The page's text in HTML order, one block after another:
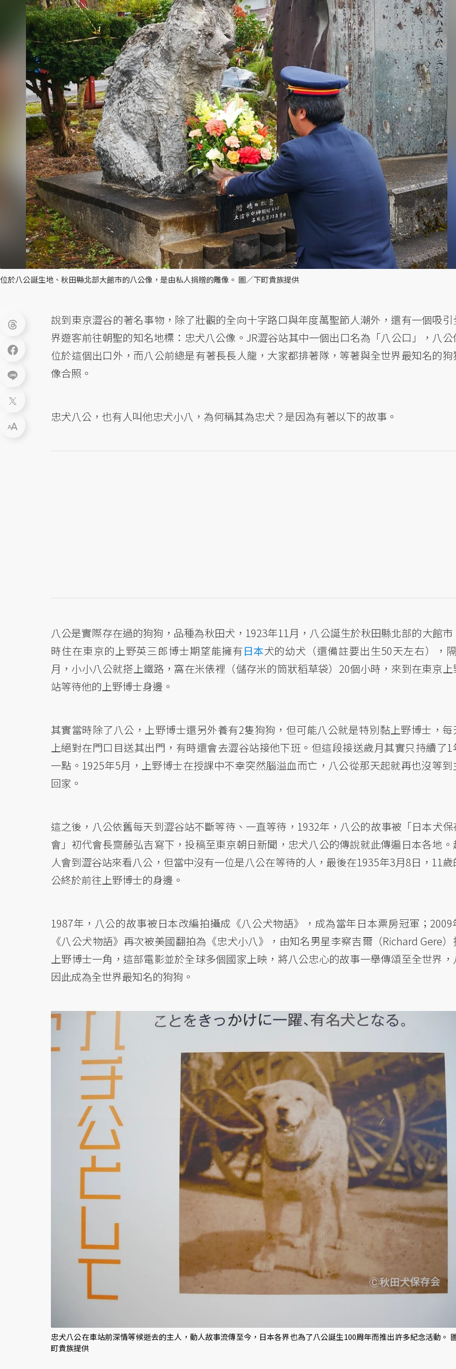
位於八公誕生地、秋田縣北部大館市的八公像，是由私人捐贈的雕像。 圖／下町貴族提供
說到東京澀谷的著名事物，除了壯觀的全向十字路口與年度萬聖節人潮外，還有一個吸引
界遊客前往朝聖的知名地標：忠犬八公像。JR澀谷站其中一個出口名為「八公口」，八公
位於這個出口外，而八公前總是有著長長人龍，大家都排著隊，等著與全世界最知名的狗
像合照。
忠犬八公，也有人叫他忠犬小八，為何稱其為忠犬？是因為有著以下的故事。
八公是實際存在過的狗狗，品種為秋田犬，1923年11月，八公誕生於秋田縣北部的大館市
時住在東京的上野英三郎博士期望能擁有日本犬的幼犬（還備註要出生50天左右），
月，小小八公就搭上鐵路，窩在米俵裡（儲存米的筒狀稻草袋）20個小時，來到在東京上
站等待他的上野博士身邊。
其實當時除了八公，上野博士還另外養有2隻狗狗，但可能八公就是特別黏上野博士，每
上絕對在門口目送其出門，有時還會去澀谷站接他下班。但這段接送歲月其實只持續了1
一點。1925年5月，上野博士在授課中不幸突然腦溢血而亡，八公從那天起就再也沒等到
回家。
這之後，八公依舊每天到澀谷站不斷等待、一直等待，1932年，八公的故事被「日本犬保
會」初代會長齋藤弘吉寫下，投稿至東京朝日新聞，忠犬八公的傳說就此傳遍日本各地。
人會到澀谷站來看八公，但當中沒有一位是八公在等待的人，最後在1935年3月8日，11歲
公終於前往上野博士的身邊。
1987年，八公的故事被日本改編拍攝成《八公犬物語》，成為當年日本票房冠軍；2009
《八公犬物語》再次被美國翻拍為《忠犬小八》，由知名男星李察吉爾（Richard Gere）
上野博士一角，這部電影並於全球多個國家上映，將八公忠心的故事一舉傳頌至全世界，
因此成為全世界最知名的狗狗。
忠犬八公在車站前深情等候逝去的主人，動人故事流傳至今，日本各界也為了八公誕生100周年而推出許多紀念活動。
町貴族提供